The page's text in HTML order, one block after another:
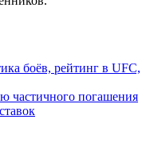
боёв, рейтинг в UFC,
частичного погашения